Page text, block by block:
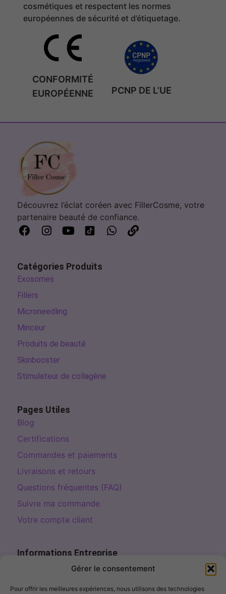
Gérer le consentement
Pour offrir les meilleures expériences, nous utilisons des technologies
cosmétiques et respectent les normes
européennes de sécurité et d’étiquetage.
CONFORMITÉ
EUROPÉENNE
PCNP DE L’UE
Découvrez l’éclat coréen avec FillerCosme, votre
partenaire beauté de confiance.
Catégories Produits
Exosomes
Fillers
Microneedling
Minceur
Produits de beauté
Skinbooster
Stimulateur de collagène
Pages Utiles
Blog
Certifications
Commandes et paiements
Livraisons et retours
Questions fréquentes (FAQ)
Suivre ma commande
Votre compte client
Informations Entreprise
Page de contact